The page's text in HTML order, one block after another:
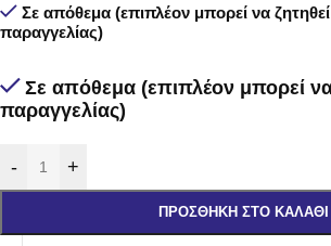
Σε απόθεμα (επιπλέον μπορεί να
παραγγελίας)
Σε απόθεμα (επιπλέον μπορεί να
παραγγελίας)
- +
ΠΡΟΣΘΉΚΗ ΣΤΟ ΚΑΛΆΘΙ